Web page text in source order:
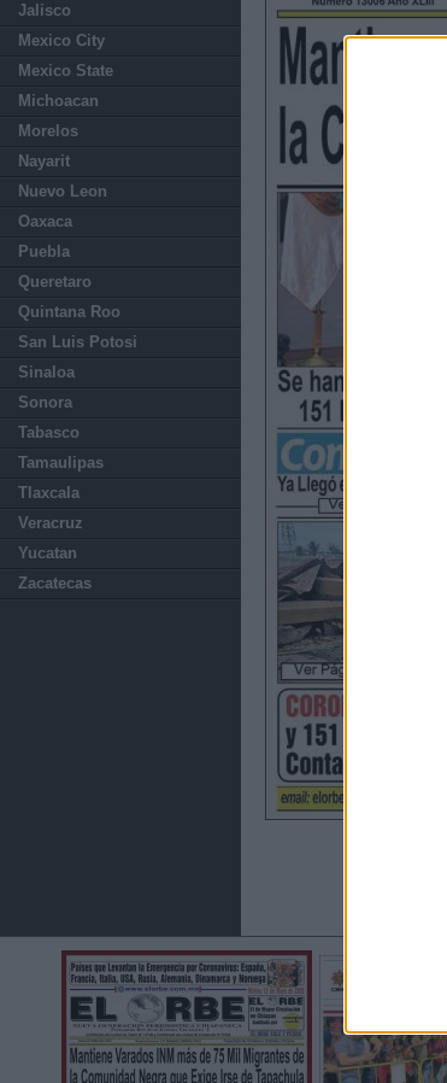
Jalisco
Mexico City
Mexico State
Michoacan
Morelos
Nayarit
Nuevo Leon
Oaxaca
Puebla
Queretaro
Quintana Roo
San Luis Potosi
Sinaloa
Sonora
Tabasco
Tamaulipas
Tlaxcala
Veracruz
Yucatan
Zacatecas